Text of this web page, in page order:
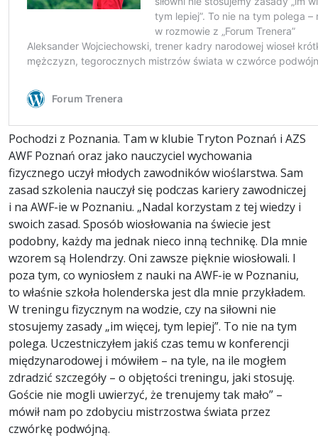
Pochodzi z Poznania. Tam w klubie Tryton Poznań i AZS
AWF Poznań oraz jako nauczyciel wychowania
fizycznego uczył młodych zawodników wioślarstwa. Sam
zasad szkolenia nauczył się podczas kariery zawodniczej
i na AWF-ie w Poznaniu. „Nadal korzystam z tej wiedzy i
swoich zasad. Sposób wiosłowania na świecie jest
podobny, każdy ma jednak nieco inną technikę. Dla mnie
wzorem są Holendrzy. Oni zawsze pięknie wiosłowali. I
poza tym, co wyniosłem z nauki na AWF-ie w Poznaniu,
to właśnie szkoła holenderska jest dla mnie przykładem.
W treningu fizycznym na wodzie, czy na siłowni nie
stosujemy zasady „im więcej, tym lepiej”. To nie na tym
polega. Uczestniczyłem jakiś czas temu w konferencji
międzynarodowej i mówiłem – na tyle, na ile mogłem
zdradzić szczegóły – o objętości treningu, jaki stosuję.
Goście nie mogli uwierzyć, że trenujemy tak mało” –
mówił nam po zdobyciu mistrzostwa świata przez
czwórkę podwójną.